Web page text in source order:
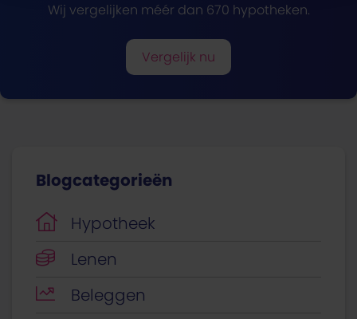
Wij vergelijken méér dan 670 hypotheken.
Vergelijk nu
Blogcategorieën
Hypotheek
Lenen
Beleggen